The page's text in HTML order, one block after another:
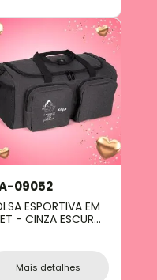
09052
ESPORTIVA EM
- CINZA ESCURO
Mais detalhes